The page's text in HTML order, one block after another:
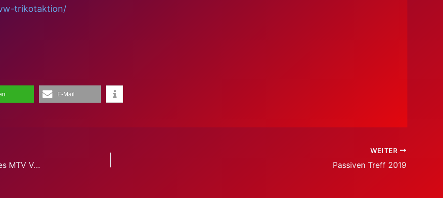
trikotaktion/
E-Mail
1. Herren schlägt sich beim 41. Volleyballturnier des MTV Vechelde achtbar und erreicht den vierten Platz
WEITER
Passiven Treff 2019